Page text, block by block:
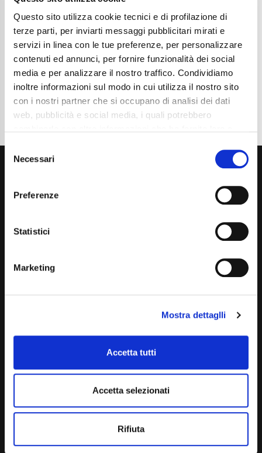
Questo sito utilizza cookie tecnici e di profilazione di
terze parti, per inviarti messaggi pubblicitari mirati e
servizi in linea con le tue preferenze, per personalizzare
contenuti ed annunci, per fornire funzionalità dei social
media e per analizzare il nostro traffico. Condividiamo
inoltre informazioni sul modo in cui utilizza il nostro sito
con i nostri partner che si occupano di analisi dei dati
web, pubblicità e social media, i quali potrebbero
mera chiusura del banner non comporta l’accettazione
tutti” o selezionando le diverse categorie di cookies
Consent
Selection
Necessari
Preferenze
Statistici
Marketing
Mostra dettaglli
Accetta tutti
Accetta selezionati
Rifiuta
Tipo Di Carburante
Benzina
Automatico
Normativa Euro
Euro6d-ISC-FCM
Dettaglio
Via Giuditta Pasta 2, Como (CO) 22100
UFFICIO VENDITE
ALESSANDRO